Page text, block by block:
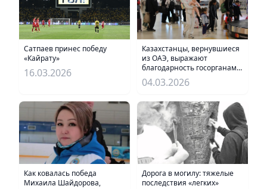
Сатпаев принес победу
«Кайрату»
16.03.2026
Казахстанцы, вернувшиеся
из ОАЭ, выражают
благодарность госорганам
за оперативную эвакуацию
04.03.2026
Как ковалась победа
Михаила Шайдорова,
Дорога в могилу: тяжелые
последствия «легких»